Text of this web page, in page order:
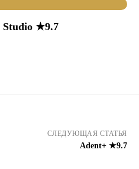
Studio ★9.7
СЛЕДУЮЩАЯ СТАТЬЯ
Adent+ ★9.7